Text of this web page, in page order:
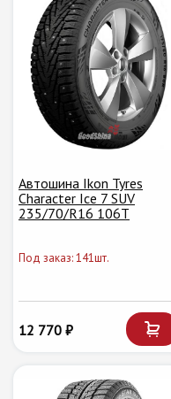
Автошина Ikon Tyres
Character Ice 7 SUV
235/70/R16 106T
Под заказ: 141шт.
12 770 ₽